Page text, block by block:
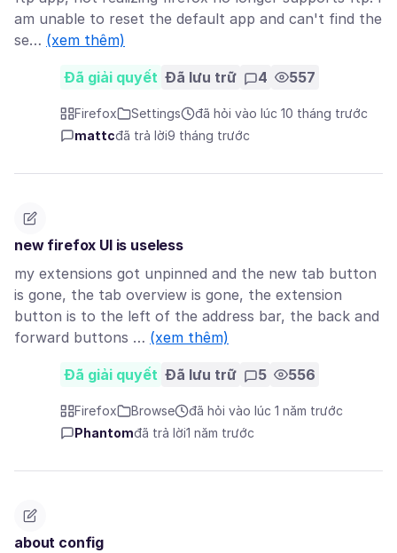
am unable to reset the default app and can't find the
se… (xem thêm)
Đã giải quyết Đã lưu trữ 4 557
Firefox Settings
đã hỏi vào lúc 10 tháng trước
mattcđã trả lời9 tháng trước
new firefox UI is useless
my extensions got unpinned and the new tab button
is gone, the tab overview is gone, the extension
button is to the left of the address bar, the back and
forward buttons … (xem thêm)
Đã giải quyết Đã lưu trữ 5 556
Firefox Browse
đã hỏi vào lúc 1 năm trước
Phantomđã trả lời1 năm trước
about config